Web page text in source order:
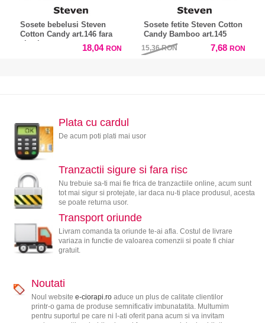
Sosete bebelusi Steven
Cotton Candy art.146 fara
elastic
18,04 RON
Sosete fetite Steven Cotton
Candy Bamboo art.145
15,36RON 7,68 RON
Plata cu cardul
De acum poti plati mai usor
Tranzactii sigure si fara risc
Nu trebuie sa-ti mai fie frica de tranzactiile online, acum sunt
tot mai sigur si protejate, iar daca nu-ti place produsul, acesta
se poate returna usor.
Transport oriunde
Livram comanda ta oriunde te-ai afla. Costul de livrare
variaza in functie de valoarea comenzii si poate fi chiar
gratuit.
Noutati
Noul website e-ciorapi.roaduce un plus de calitate clientilor
printr-o gama de produse semnificativ imbunatatita. Multumim
pentru suportul pe care ni l-ati oferit pana acum si va invitam